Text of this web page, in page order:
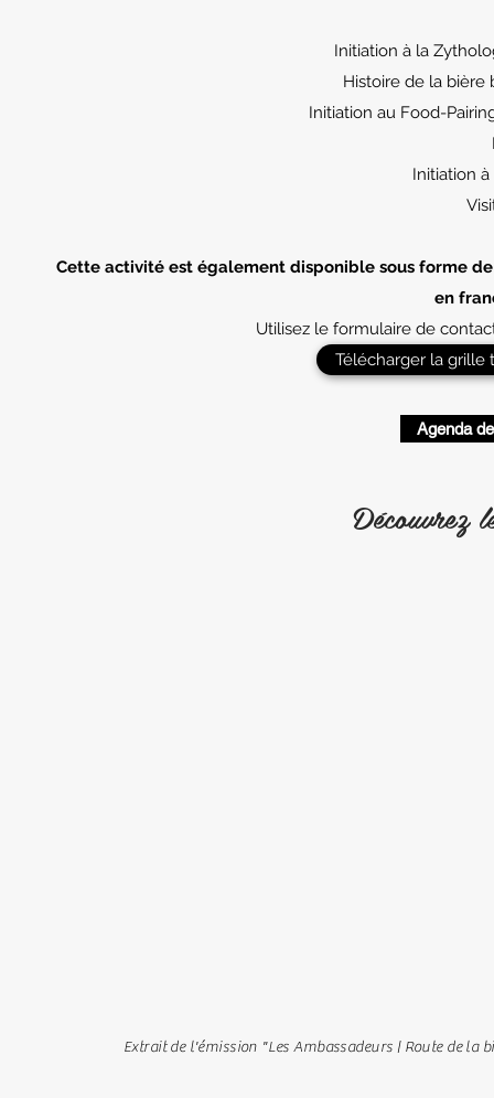
Initiation à la
Histoire de la bière
Initiation au Food-
Initiation
Cette activité est également disponible sous forme
en
Utilisez le formulaire de
Télécharger la grille
Agenda
Découvrez
Extrait de l'émission "Les Ambassadeurs | Route de